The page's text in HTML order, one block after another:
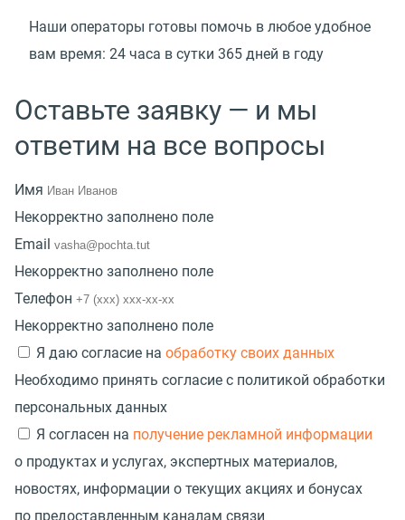
Наши операторы готовы помочь в любое удобное
вам время: 24 часа в сутки 365 дней в году
Оставьте заявку — и мы
ответим на все вопросы
Имя
Некорректно заполнено поле
Email
Некорректно заполнено поле
Телефон
Некорректно заполнено поле
Я даю согласие на обработку своих данных
Необходимо принять согласие с политикой обработки
персональных данных
Я согласен на получение рекламной информации
о продуктах и услугах, экспертных материалов,
новостях, информации о текущих акциях и бонусах
по предоставленным каналам связи